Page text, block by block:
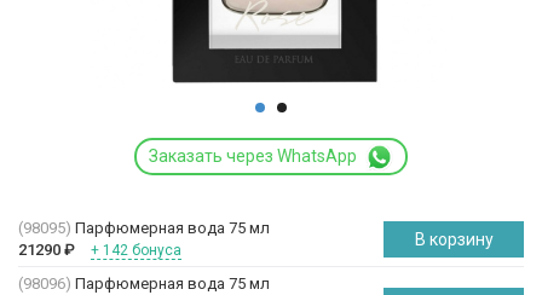
Заказать через WhatsApp
(98095) Парфюмерная вода 75 мл
21290 ₽ + 142 бонуса
В корзину
(98096) Парфюмерная вода 75 мл